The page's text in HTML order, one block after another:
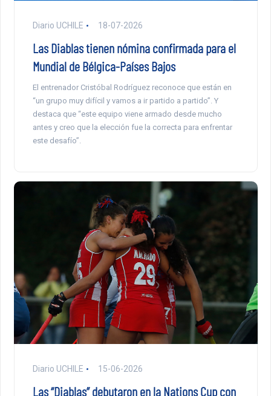
Diario UCHILE 18-07-2026
Las Diablas tienen nómina confirmada para el
Mundial de Bélgica-Países Bajos
El entrenador Cristóbal Rodríguez reconoce que están en
“un grupo muy difícil y vamos a ir partido a partido”. Y
destaca que “este equipo viene armado desde mucho
antes y creo que la elección fue la correcta para enfrentar
este desafío”.
Diario UCHILE 15-06-2026
Las “Diablas” debutaron en la Nations Cup con